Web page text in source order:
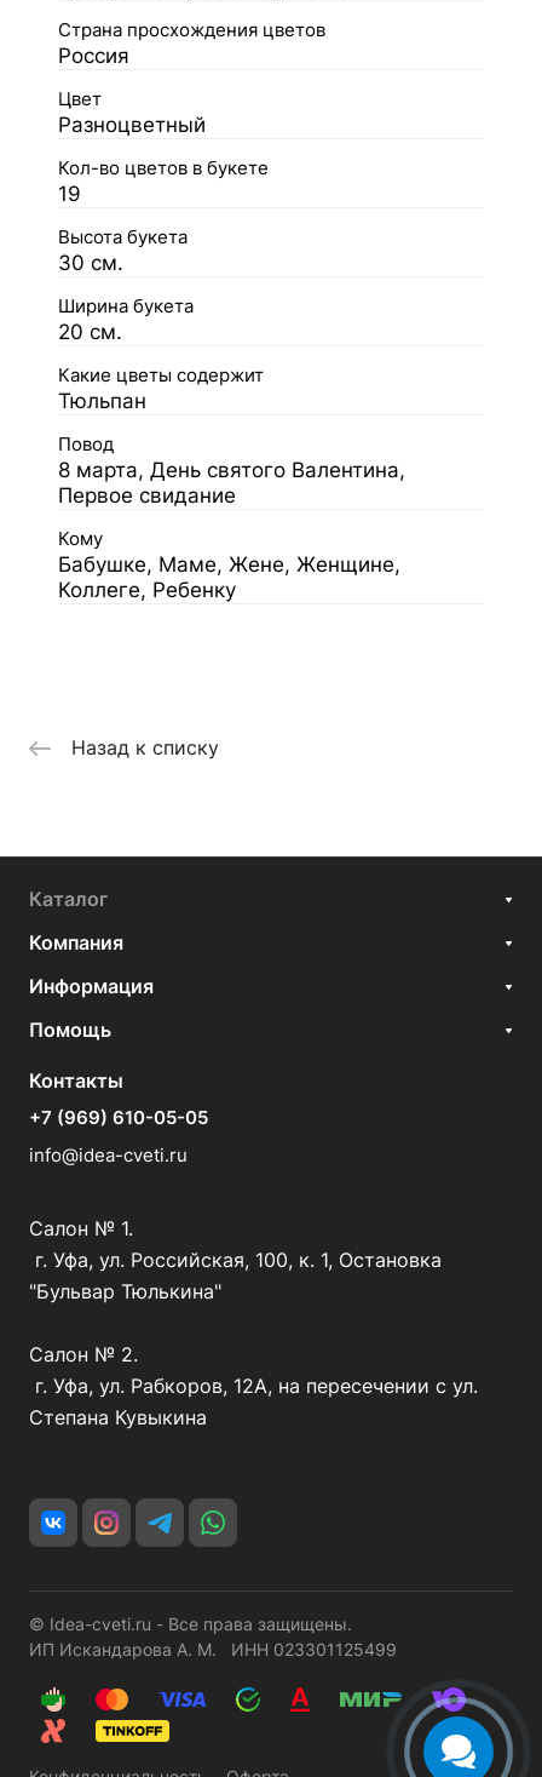
Страна просхождения цветов
Россия
Цвет
Разноцветный
Кол-во цветов в букете
19
Высота букета
30 см.
Ширина букета
20 см.
Какие цветы содержит
Тюльпан
Повод
8 марта, День святого Валентина,
Первое свидание
Кому
Бабушке, Маме, Жене, Женщине,
Коллеге, Ребенку
Назад к списку
Каталог
Компания
Информация
Помощь
Контакты
+7 (969) 610-05-05
info@idea-cveti.ru
Салон № 1.
г. Уфа, ул. Российская, 100, к. 1, Остановка
"Бульвар Тюлькина"
Салон № 2.
г. Уфа, ул. Рабкоров, 12А, на пересечении с ул.
Степана Кувыкина
© Idea-cveti.ru - Все права защищены.
ИП Искандарова А. М. ИНН 023301125499